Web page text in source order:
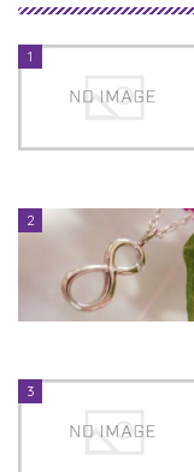
1
2
3